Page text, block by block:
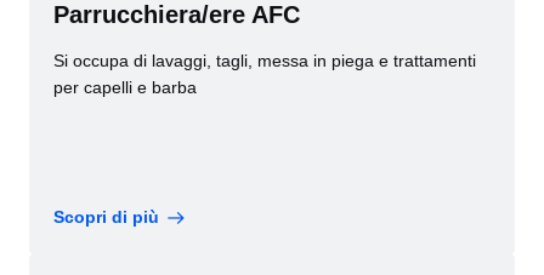
Parrucchiera/ere AFC
Si occupa di lavaggi, tagli, messa in piega e trattamenti
per capelli e barba
Scopri di più